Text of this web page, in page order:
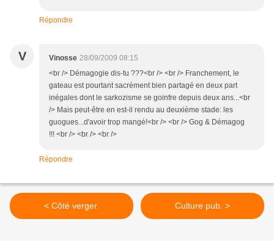
Répondre
V Vinosse 28/09/2009 08:15
<br /> Démagogie dis-tu ???<br /> <br /> Franchement, le
gateau est pourtant sacrément bien partagé en deux part
inégales dont le sarkozisme se goinfre depuis deux ans...<br
/> Mais peut-être en est-il rendu au deuxième stade: les
guogues...d'avoir trop mangé!<br /> <br /> Gog & Démagog
!!! <br /> <br /> <br />
Répondre
< Côté verger. Culture pub. >